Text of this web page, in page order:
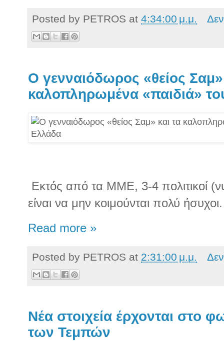
Posted by PETROS at 4:34:00 μ.μ.
Ο γενναιόδωρος «θείος Σαμ»
καλοπληρωμένα «παιδιά»
Εκτός από τα ΜΜΕ, 3-4 πολιτικοί
είναι να μην κοιμούνται πολύ ήσυχοι.
Read more »
Posted by PETROS at 2:31:00 μ.μ.
Νέα στοιχεία έρχονται στο
των Τεμπών